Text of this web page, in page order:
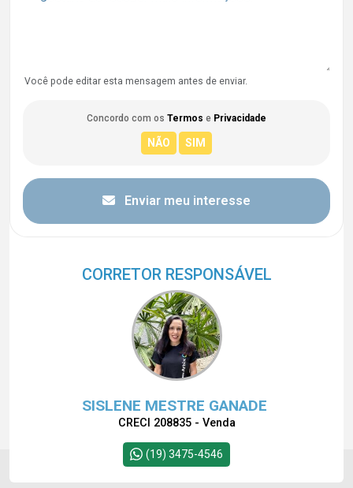
Você pode editar esta mensagem antes de enviar.
Concordo com os Termos e Privacidade
Enviar meu interesse
CORRETOR RESPONSÁVEL
SISLENE MESTRE GANADE
CRECI 208835 - Venda
(19) 3475-4546